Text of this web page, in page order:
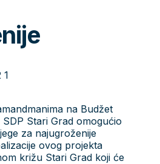
na Budžet
Stari Grad omogućio
za najugroženije
ovog projekta
križu Stari Grad koji će